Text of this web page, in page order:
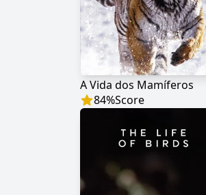
A Vida dos Mamíferos
84%Score